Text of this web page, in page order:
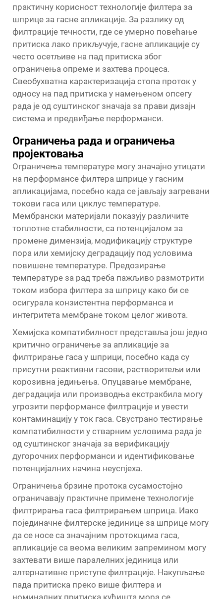
практичну корисност технологије филтера за
шприце за гасне апликације. За разлику од
филтрације течности, где се умерно повећање
притиска лако прикључује, гасне апликације су
често осетљиве на пад притиска због
ограничења опреме и захтева процеса.
Свеобухватна карактеризација стопа проток у
односу на пад притиска у намењеном опсегу
рада је од суштинског значаја за прави дизајн
система и предвиђање перформанси.
Ограничења рада и ограничења
пројектовања
Ограничења температуре могу значајно утицати
на перформансе филтера шприце у гасним
апликацијама, посебно када се јављају загревани
токови гаса или циклус температуре.
Мембрански материјали показују различите
топлотне стабилности, са потенцијалом за
промене димензија, модификацију структуре
пора или хемијску деградацију под условима
повишене температуре. Предозирање
температуре за рад треба пажљиво размотрити
током избора филтера за шприцу како би се
осигурала конзистентна перформанса и
интегритета мембране током целог живота.
Хемијска компатибилност представља још једно
критично ограничење за апликације за
филтрирање гаса у шприци, посебно када су
присутни реактивни гасови, растворитељи или
корозивна једињења. Опуцавање мембране,
деградација или производња екстракбила могу
угрозити перформансе филтрације и увести
контаминацију у ток гаса. Свустрано тестирање
компатибилности у стварним условима рада је
од суштинског значаја за верификацију
дугорочних перформанси и идентификовање
потенцијалних начина неуспјеха.
Ограничења брзине протока сусамостојно
ограничавају практичне примене технологије
филтрирања гаса филтрирањем шприца. Иако
појединачне филтерске јединице за шприце могу
да се носе са значајним протокцима гаса,
апликације са веома великим запремином могу
захтевати више паралелних јединица или
алтернативне приступе филтрације. Накупљање
пада притиска преко више филтера и
номиналних притиска кућишта мора се